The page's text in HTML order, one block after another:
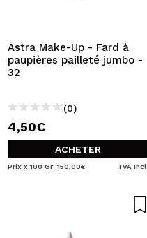
Astra Make-Up - Fard à
paupières pailleté jumbo -
32
(0)
4,50€
ACHETER
Prix x 100 Gr: 150,00€ TVA Incl.